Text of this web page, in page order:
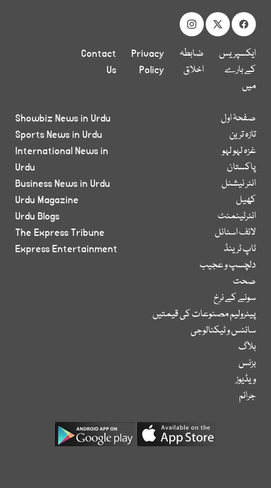
ایکسپریس
کے بارے
میں
ضابطہ
اخلاق
Privacy
Policy
Contact
Us
صفحۂ اول
تازہ ترین
غزہ لہو لہو
پاکستان
انٹر نیشنل
کھیل
انٹرٹینمنٹ
لائف اسٹائل
ٹاپ ٹرینڈ
دلچسپ و عجیب
صحت
سونے کے نرخ
پیٹرولیم مصنوعات کی قیمتیں
سائنس و ٹیکنالوجی
بلاگ
بزنس
ویڈیوز
جرائم
Showbiz News in Urdu
Sports News in Urdu
International News in
Urdu
Business News in Urdu
Urdu Magazine
Urdu Blogs
The Express Tribune
Express Entertainment